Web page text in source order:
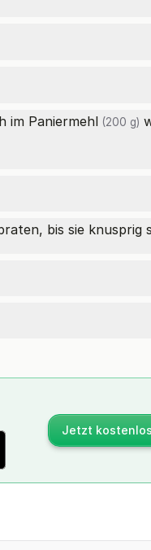
im Paniermehl (200 g)
bis sie knusprig
Jetzt